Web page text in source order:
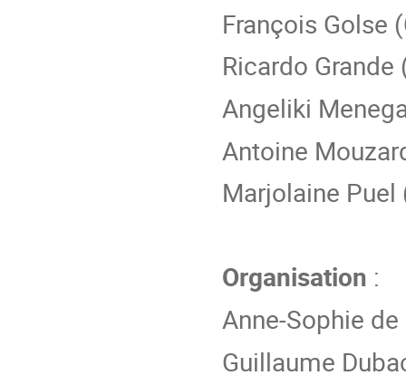
François Golse
Ricardo Grande
Angeliki
Antoine
Marjolaine Puel
Organisation :
Anne-Sophie
Guillaume